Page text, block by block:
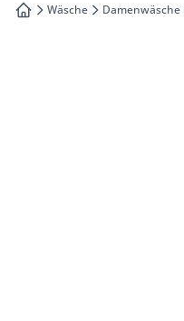
springen
zur Startseite
Wäsche Damenwäsche